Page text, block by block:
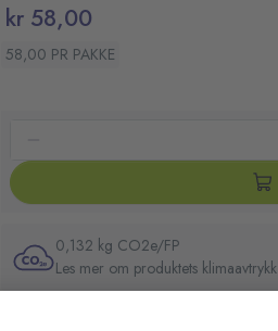
Gummigrep med tekstur
Strekbredde: 1,1 mm
kr 58,00
58,00 PR PAKKE
0,132 kg CO2e/FP
Les mer om produktets klimaavtrykk